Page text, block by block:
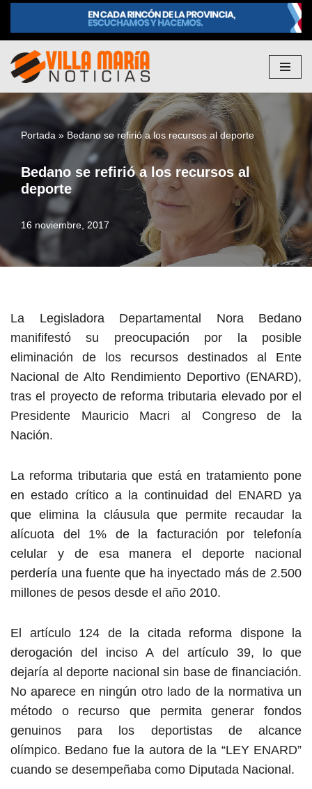
al
contenido
Portada » Bedano se refirió a los recursos al deporte
Bedano se refirió a los recursos al
deporte
16 noviembre, 2017
La Legisladora Departamental Nora Bedano
manififestó su preocupación por la posible
eliminación de los recursos destinados al Ente
Nacional de Alto Rendimiento Deportivo (ENARD),
tras el proyecto de reforma tributaria elevado por el
Presidente Mauricio Macri al Congreso de la
Nación.
La reforma tributaria que está en tratamiento pone
en estado crítico a la continuidad del ENARD ya
que elimina la cláusula que permite recaudar la
alícuota del 1% de la facturación por telefonía
celular y de esa manera el deporte nacional
perdería una fuente que ha inyectado más de 2.500
millones de pesos desde el año 2010.
El artículo 124 de la citada reforma dispone la
derogación del inciso A del artículo 39, lo que
dejaría al deporte nacional sin base de financiación.
No aparece en ningún otro lado de la normativa un
método o recurso que permita generar fondos
genuinos para los deportistas de alcance
olímpico. Bedano fue la autora de la “LEY ENARD”
cuando se desempeñaba como Diputada Nacional.